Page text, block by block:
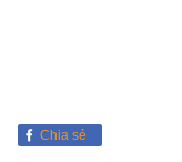
Chia sẻ